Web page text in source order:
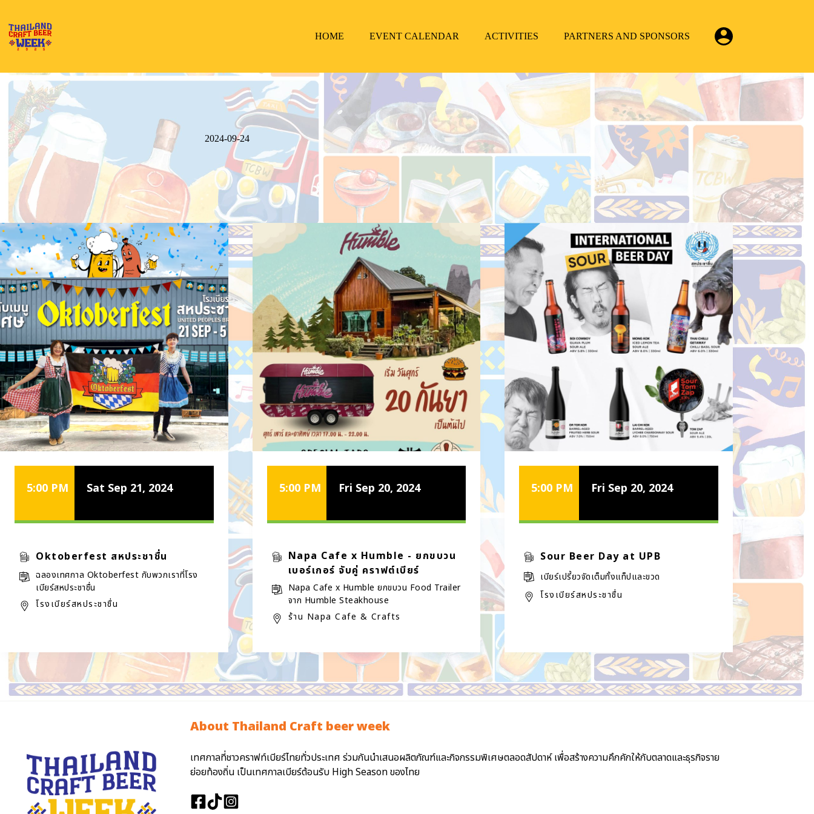
content
HOME
EVENT CALENDAR ACTIVITIES PARTNERS AND SPONSORS
2024-09-24
5:00 PM Sat Sep 21, 2024
Oktoberfest สหประชาชื่น
ฉลองเทศกาล Oktoberfest กับพวกเราที่โรง
เบียร์สหประชาชื่น
โรงเบียร์สหประชาชื่น
5:00 PM Fri Sep 20, 2024
Napa Cafe x Humble - ยกขบวน
เบอร์เกอร์ จับคู่ คราฟต์เบียร์
Napa Cafe x Humble ยกขบวน Food Trailer
จาก Humble Steakhouse
ร้าน Napa Cafe & Crafts
5:00 PM Fri Sep 20, 2024
Sour Beer Day at UPB
เบียร์เปรี้ยวจัดเต็มทั้งแท็ปและขวด
โรงเบียร์สหประชาชื่น
About Thailand Craft beer week
เทศกาลที่ชาวคราฟท์เบียร์ไทยทั่วประเทศ ร่วมกันนำเสนอผลิตภัณฑ์และกิจกรรมพิเศษตลอดสัปดาห์ เพื่อสร้างความคึกคักให้กับตลาดและธุรกิจราย
ย่อยท้องถิ่น เป็นเทศกาลเบียร์ต้อนรับ High Season ของไทย